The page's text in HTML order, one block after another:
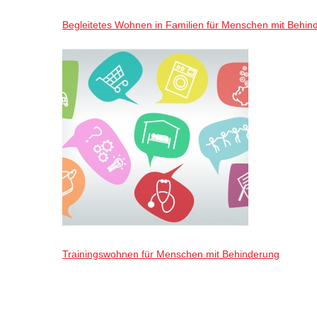
Begleitetes Wohnen in Familien für Menschen mit
Trainingswohnen für Menschen mit Behinderung